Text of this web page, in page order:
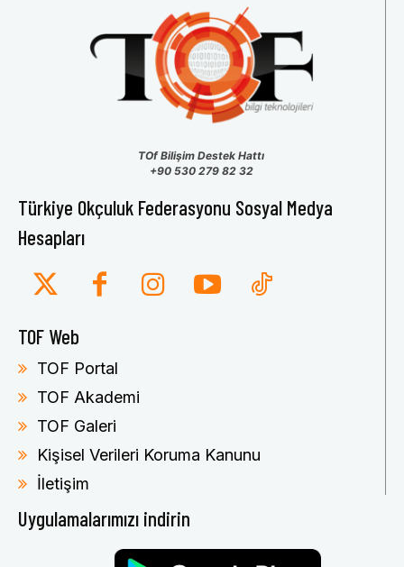
TOf Bilişim Destek Hattı
+90 530 279 82 32
Türkiye Okçuluk Federasyonu Sosyal Medya
Hesapları
TOF Web
TOF Portal
TOF Akademi
TOF Galeri
Kişisel Verileri Koruma Kanunu
İletişim
Uygulamalarımızı indirin